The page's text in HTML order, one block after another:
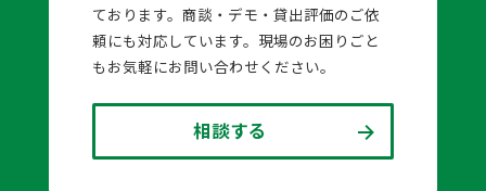
ております。商談・デモ・貸出評価のご依
頼にも対応しています。現場のお困りごと
もお気軽にお問い合わせください。
相談する